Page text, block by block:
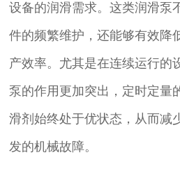
设备的润滑需求。这类润滑泵
件的频繁维护，还能够有效降
产效率。尤其是在连续运行的
泵的作用更加突出，定时定量
滑剂始终处于优状态，从而减
发的机械故障。